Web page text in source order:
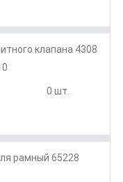
клапана 4308
0 шт.
рамный 65228